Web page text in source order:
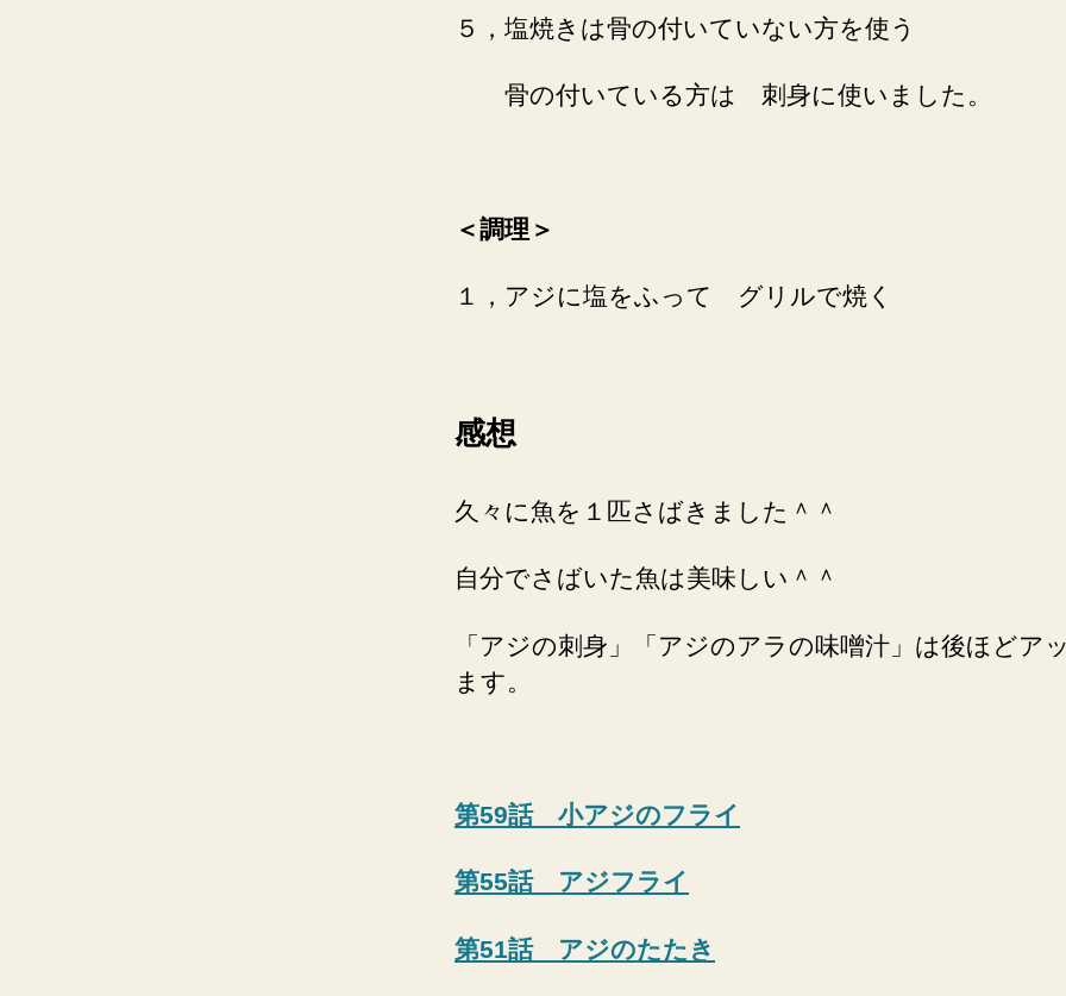
５，塩焼きは骨の付いていない方を使う
骨の付いている方は 刺身に使いました。
＜調理＞
１，アジに塩をふって グリルで焼く
感想
久々に魚を１匹さばきました＾＾
自分でさばいた魚は美味しい＾＾
「アジの刺身」「アジのアラの味噌汁」は後ほどア
ます。
第59話 小アジのフライ
第55話 アジフライ
第51話 アジのたたき